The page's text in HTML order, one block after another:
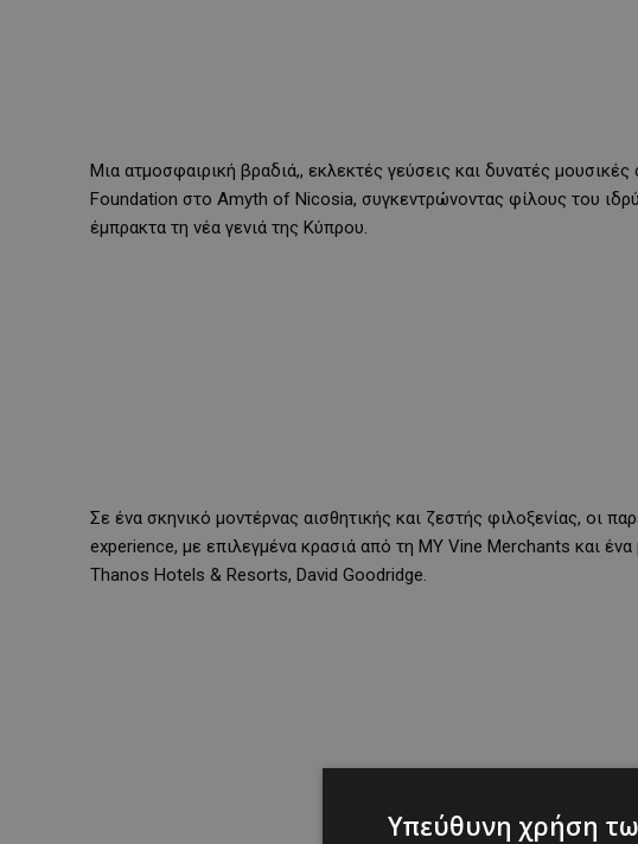
Μια ατμοσφαιρική βραδιά,, εκλεκτές γεύσεις και δυνατές
Foundation στο Amyth of Nicosia, συγκεντρώνοντας φίλους του
έμπρακτα τη νέα γενιά της Κύπρου.
Σε ένα σκηνικό μοντέρνας αισθητικής και ζεστής φιλοξενίας, οι
experience, με επιλεγμένα κρασιά από τη MY Vine Merchants και
Thanos Hotels & Resorts, David Goodridge.
Υπεύθυνη χρήση